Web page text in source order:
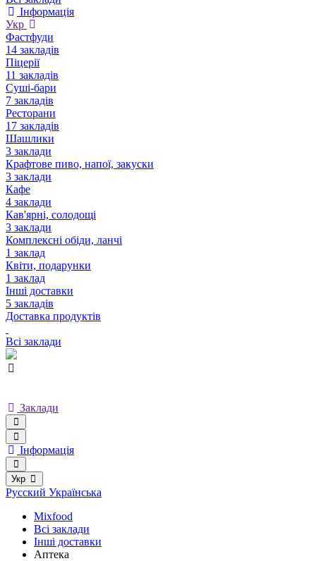
Інформація
Укр
Фастфуди
14 закладів
Піцерії
11 закладів
Суші-бари
7 закладів
Ресторани
17 закладів
Шашлики
3 заклади
Крафтове пиво, напої, закуски
3 заклади
Кафе
4 заклади
Кав'ярні, солодощі
3 заклади
Комплексні обіди, ланчі
1 заклад
Квіти, подарунки
1 заклад
Інші доставки
5 закладів
Доставка продуктів
Всі заклади
Заклади
Інформація
Укр
Русский Українська
Mixfood
Всі заклади
Інші доставки
Аптека